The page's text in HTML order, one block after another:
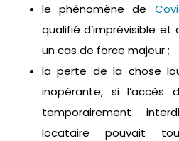
le phénomène de
qualifié d’imprévisible
un cas de force majeur ;
la perte de la chose
inopérante, si
temporairement
locataire pouvait